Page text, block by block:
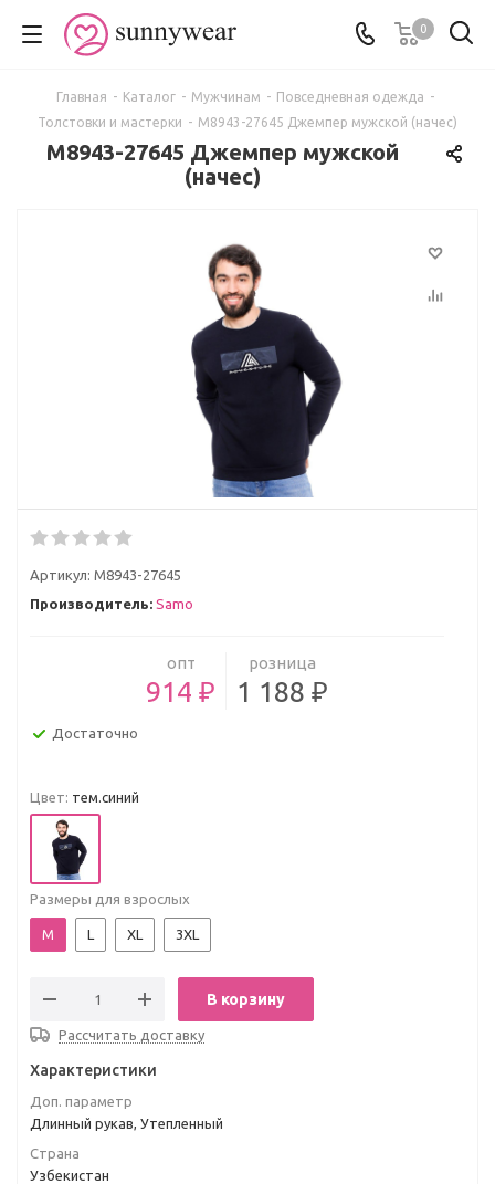
0
Главная - Каталог - Мужчинам - Повседневная одежда -
Толстовки и мастерки - М8943-27645 Джемпер мужской (начес)
М8943-27645 Джемпер мужской
(начес)
Артикул: М8943-27645
Производитель: Samo
опт
914 ₽
розница
1 188 ₽
Достаточно
Цвет: тем.синий
Размеры для взрослых
M L XL 3XL
В корзину
Рассчитать доставку
Характеристики
Доп. параметр
Длинный рукав, Утепленный
Страна
Узбекистан